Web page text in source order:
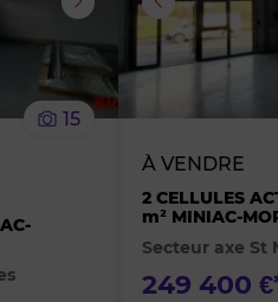
supprimer
le
favoris
15
À VENDRE
2 CELLULES
m² MINIAC-
Secteur axe St
249 400